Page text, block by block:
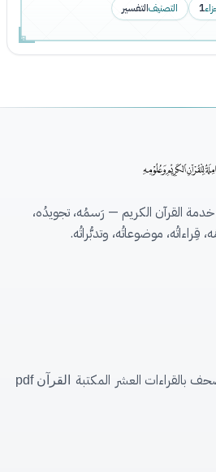
1 التصنيفالتفسير
القرآن الكريم — رَسمُه، تجويدُه،
قِراءاتُه، موضوعاتُه، وتدبُّراتُه.
بالقراءات العشر المكتبة القرآن pdf